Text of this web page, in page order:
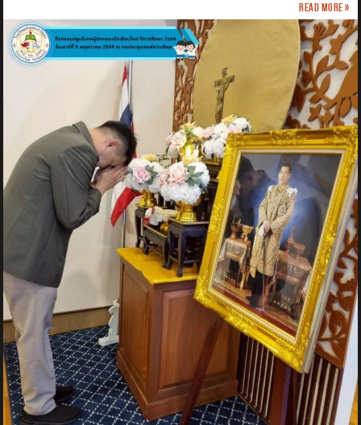
Read more »